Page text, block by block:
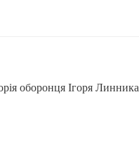
оборонця Ігоря Линника